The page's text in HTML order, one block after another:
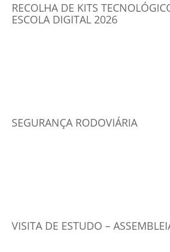
RECOLHA DE KITS
ESCOLA DIGITAL 2026
SEGURANÇA RODOVIÁRIA
VISITA DE ESTUDO –